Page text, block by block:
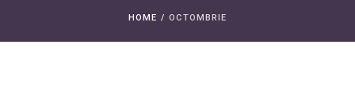
HOME / OCTOMBRIE